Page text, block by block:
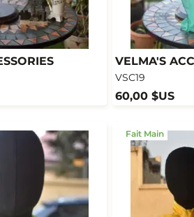
VELMA'S
VSC19
60,00 $US
Fait Main